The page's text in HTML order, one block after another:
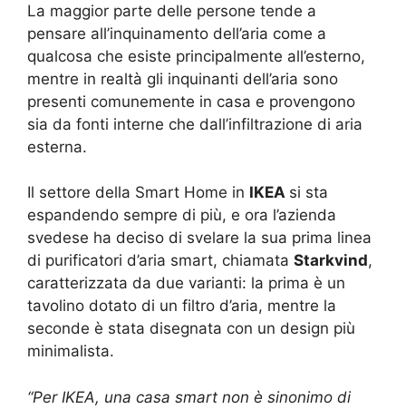
La maggior parte delle persone tende a
pensare all’inquinamento dell’aria come a
qualcosa che esiste principalmente all’esterno,
mentre in realtà gli inquinanti dell’aria sono
presenti comunemente in casa e provengono
sia da fonti interne che dall’infiltrazione di aria
esterna.
Il settore della Smart Home in IKEA si sta
espandendo sempre di più, e ora l’azienda
svedese ha deciso di svelare la sua prima linea
di purificatori d’aria smart, chiamata Starkvind,
caratterizzata da due varianti: la prima è un
tavolino dotato di un filtro d’aria, mentre la
seconde è stata disegnata con un design più
minimalista.
“Per IKEA, una casa smart non è sinonimo di